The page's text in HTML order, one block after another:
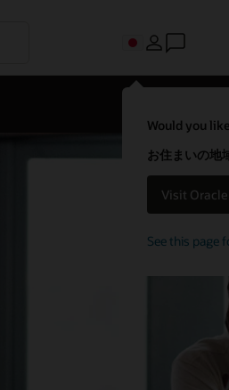
Would you
お住まいの地
Visit
See this page